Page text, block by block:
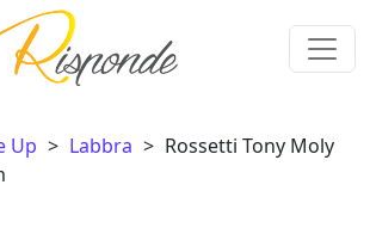
Up Labbra
Rossetti Tony Moly